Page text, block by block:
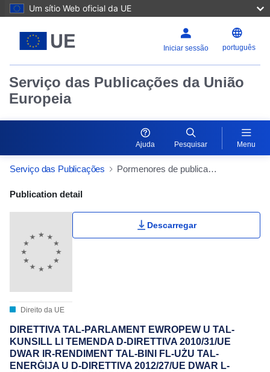
Um sítio Web oficial da UE
Iniciar sessão português
Serviço das Publicações da União
Europeia
Ajuda Pesquisar Menu
Serviço das Publicações Pormenores de publicação
Publication Detail Actions Portlet
Publication detail
Direito da UE
Descarregar
DIRETTIVA TAL-PARLAMENT EWROPEW U TAL-
KUNSILL LI TEMENDA D-DIRETTIVA 2010/31/UE
DWAR IR-RENDIMENT TAL-BINI FL-UŻU TAL-
ENERĠIJA U D-DIRETTIVA 2012/27/UE DWAR L-